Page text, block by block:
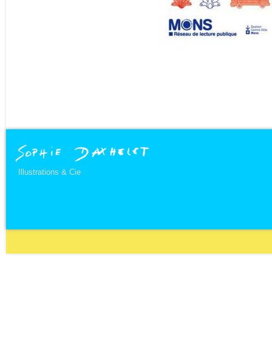
Illustrations & Cie